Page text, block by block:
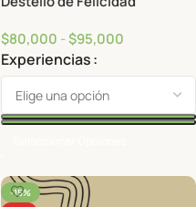
$80,000 -$95,000
Experiencias
-15%